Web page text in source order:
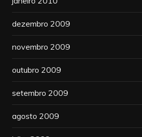
dezembro 2009
novembro 2009
outubro 2009
setembro 2009
agosto 2009